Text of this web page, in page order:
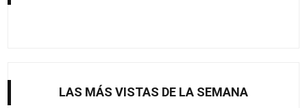
LAS MÁS VISTAS DE LA SEMANA